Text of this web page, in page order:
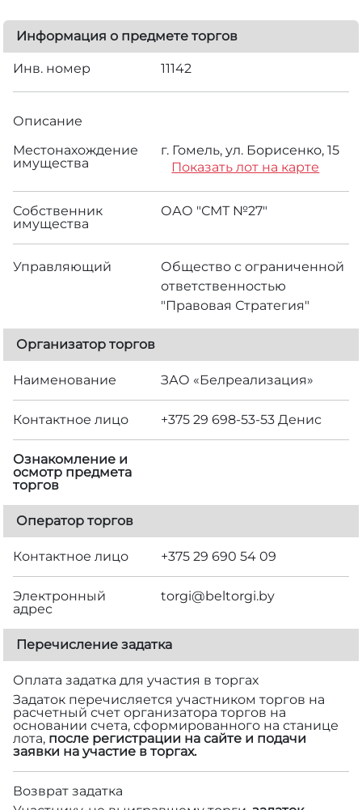
Информация о предмете торгов
Инв. номер 11142
Описание
Местонахождение
имущества
г. Гомель, ул. Борисенко, 15
Показать лот на карте
Собственник
имущества
ОАО "СМТ №27"
Управляющий
Общество с ограниченной
ответственностью
"Правовая Стратегия"
Организатор торгов
Наименование ЗАО «Белреализация»
Контактное лицо +375 29 698-53-53 Денис
Ознакомление и
осмотр предмета
торгов
Оператор торгов
Контактное лицо +375 29 690 54 09
Электронный
адрес
torgi@beltorgi.by
Перечисление задатка
Оплата задатка для участия в торгах
Задаток перечисляется участником торгов на
расчетный счет организатора торгов на
основании счета, сформированного на станице
лота, после регистрации на сайте и подачи
заявки на участие в торгах.
Возврат задатка